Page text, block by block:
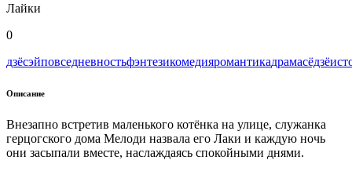
Лайки
0
дзёсэйповседневностьфэнтезикомедияромантикадрамасёдзё
Описание
Внезапно встретив маленького котёнка на улице, служанка
герцогского дома Мелоди назвала его Лаки и каждую ночь
они засыпали вместе, наслаждаясь спокойными днями.